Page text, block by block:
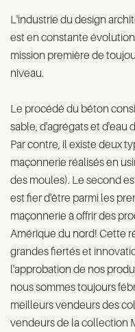
L'industrie du design
est en constante
mission première de
niveau.
Le procédé du béton
sable, d'agrégats et d'eau
Par contre, il existe deux
maçonnerie réalisés en
des moules). Le second
est fier d'être parmi les
maçonnerie à offrir des
Amérique du nord! Cette
grandes fiertés et
l'approbation de nos
nous sommes toujours
meilleurs vendeurs des
vendeurs de la collection